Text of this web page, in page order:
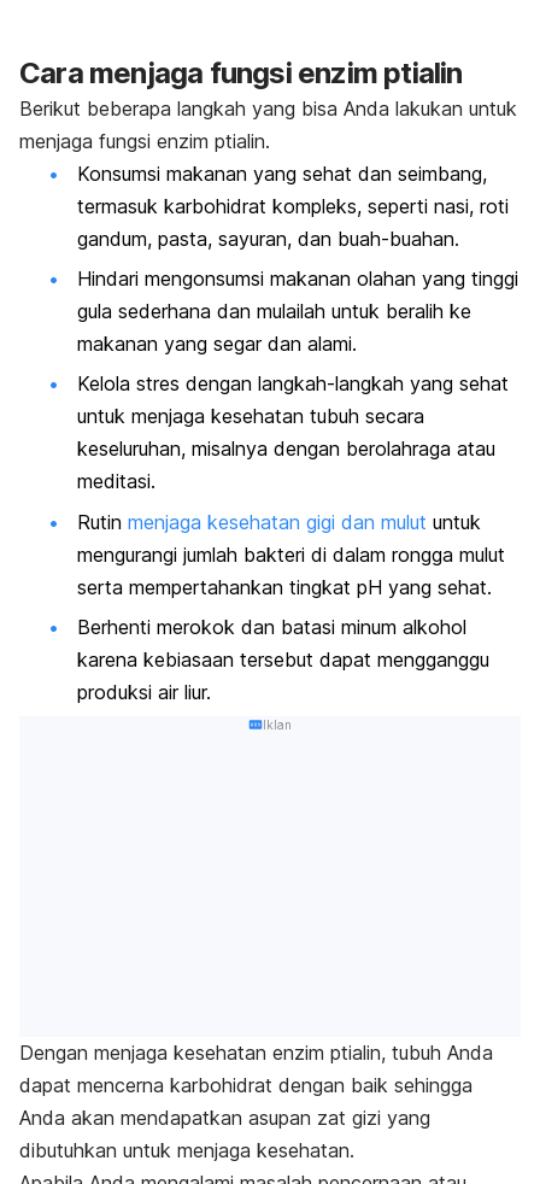
Cara menjaga fungsi enzim ptialin
Berikut beberapa langkah yang bisa Anda lakukan untuk
menjaga fungsi enzim ptialin.
Konsumsi makanan yang sehat dan seimbang,
termasuk karbohidrat kompleks, seperti nasi, roti
gandum, pasta, sayuran, dan buah-buahan.
Hindari mengonsumsi makanan olahan yang tinggi
gula sederhana dan mulailah untuk beralih ke
makanan yang segar dan alami.
Kelola stres dengan langkah-langkah yang sehat
untuk menjaga kesehatan tubuh secara
keseluruhan, misalnya dengan berolahraga atau
meditasi.
Rutin menjaga kesehatan gigi dan mulut untuk
mengurangi jumlah bakteri di dalam rongga mulut
serta mempertahankan tingkat pH yang sehat.
Berhenti merokok dan batasi minum alkohol
karena kebiasaan tersebut dapat mengganggu
produksi air liur.
Iklan
Dengan menjaga kesehatan enzim ptialin, tubuh Anda
dapat mencerna karbohidrat dengan baik sehingga
Anda akan mendapatkan asupan zat gizi yang
dibutuhkan untuk menjaga kesehatan.